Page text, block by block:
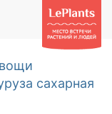
сахарная